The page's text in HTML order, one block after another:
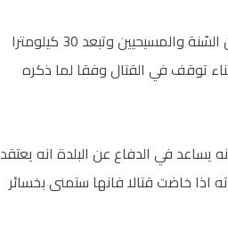
والاحتجاجات المناهضة للأسد متكررة في الزبداني وهي بلدة بها مزيج من السُنة والمسيحيين وتبعد 30 كيلومترا
توقف في القتال وفقا لما ذكره
في الدفاع عن البلدة انه يعتقد
اذا خاضت قتالا فانها ستمنى بخسائر